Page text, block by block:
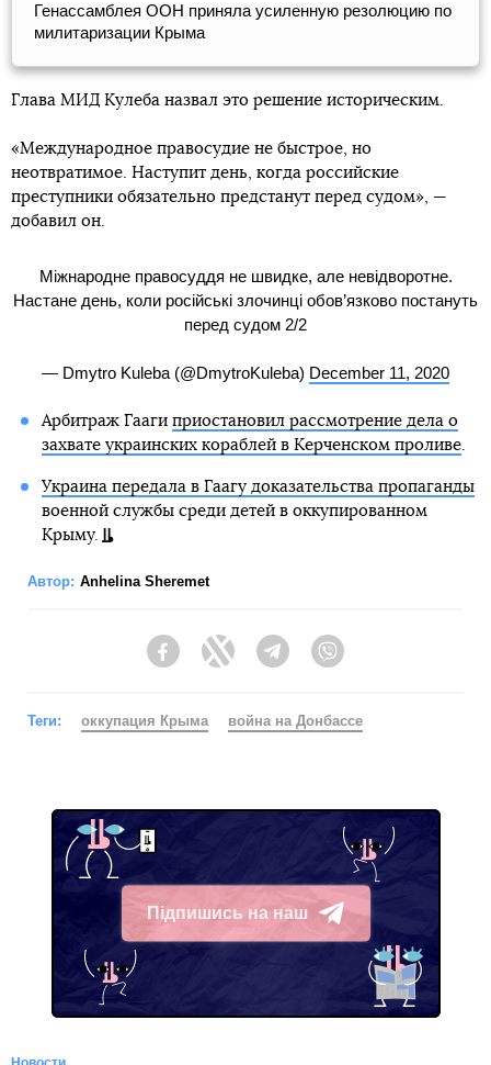
Генассамблея ООН приняла усиленную резолюцию по
милитаризации Крыма
Глава МИД Кулеба назвал это решение историческим.
«Международное правосудие не быстрое, но
неотвратимое. Наступит день, когда российские
преступники обязательно предстанут перед судом», —
добавил он.
Міжнародне правосуддя не швидке, але невідворотне.
Настане день, коли російські злочинці обов’язково постануть
перед судом 2/2
— Dmytro Kuleba (@DmytroKuleba) December 11, 2020
Арбитраж Гааги приостановил рассмотрение дела о
захвате украинских кораблей в Керченском проливе.
Украина передала в Гаагу доказательства пропаганды
военной службы среди детей в оккупированном
Крыму.
Автор: Anhelina Sheremet
FacebookTwitter Telegram
Теги: оккупация Крыма война на Донбассе
Підпишись на наш
Telegram